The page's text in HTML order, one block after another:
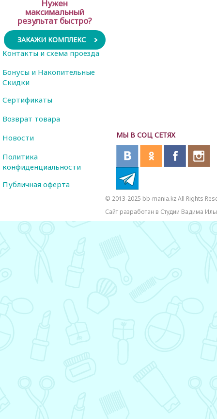
Нужен
максимальный
результат быстро?
ЗАКАЖИ КОМПЛЕКС
МЫ В СОЦ СЕТЯХ
Контакты и схема проезда
Бонусы и Накопительные
Скидки
Сертификаты
Возврат товара
Новости
Политика
конфиденциальности
Публичная оферта
© 2013-2025 bb-mania.kz All Rights
Сайт разработан в Студии Вадима